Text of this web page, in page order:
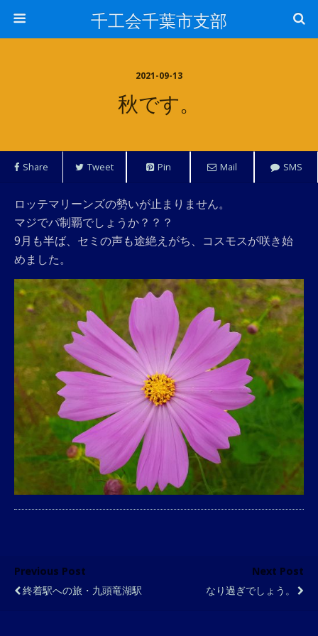
千工会千葉市支部
2021-09-13
秋です。
Share Tweet Pin Mail SMS
ロッテマリーンズの勢いが止まりません。
マジでパ制覇でしょうか？？？
9月も半ば、セミの声も途絶えがち、コスモスが咲き始
めました。
Previous Post
終着駅への旅・九頭竜湖駅
Next Post
なり過ぎでしょう。